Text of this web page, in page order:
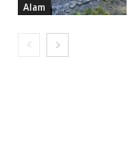
Alam